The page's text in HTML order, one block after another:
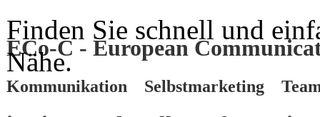
ECo-C - European
Kommunikation Selbstmarketing
Finden Sie schnell und
Nähe.